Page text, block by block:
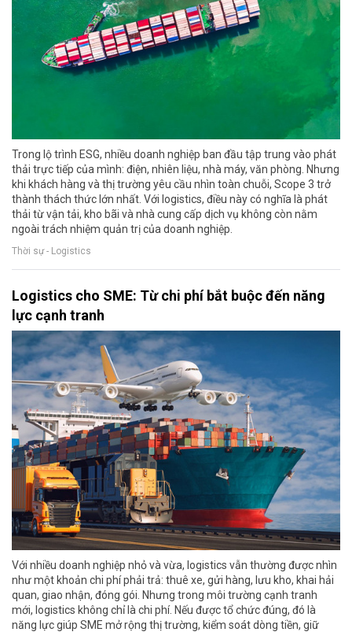
Trong lộ trình ESG, nhiều doanh nghiệp ban đầu tập trung vào phát
thải trực tiếp của mình: điện, nhiên liệu, nhà máy, văn phòng. Nhưng
khi khách hàng và thị trường yêu cầu nhìn toàn chuỗi, Scope 3 trở
thành thách thức lớn nhất. Với logistics, điều này có nghĩa là phát
thải từ vận tải, kho bãi và nhà cung cấp dịch vụ không còn nằm
ngoài trách nhiệm quản trị của doanh nghiệp.
Thời sự - Logistics
Logistics cho SME: Từ chi phí bắt buộc đến năng
lực cạnh tranh
Với nhiều doanh nghiệp nhỏ và vừa, logistics vẫn thường được nhìn
như một khoản chi phí phải trả: thuê xe, gửi hàng, lưu kho, khai hải
quan, giao nhận, đóng gói. Nhưng trong môi trường cạnh tranh
mới, logistics không chỉ là chi phí. Nếu được tổ chức đúng, đó là
năng lực giúp SME mở rộng thị trường, kiểm soát dòng tiền, giữ